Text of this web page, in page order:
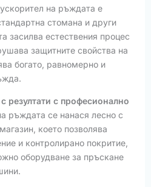
на ръждата е
стомана и други
засилва естествения процес
защитните свойства на
богато, равномерно и
резултати с професионално
ръждата се нанася лесно с
което позволява
и контролирано покритие,
оборудване за пръскане